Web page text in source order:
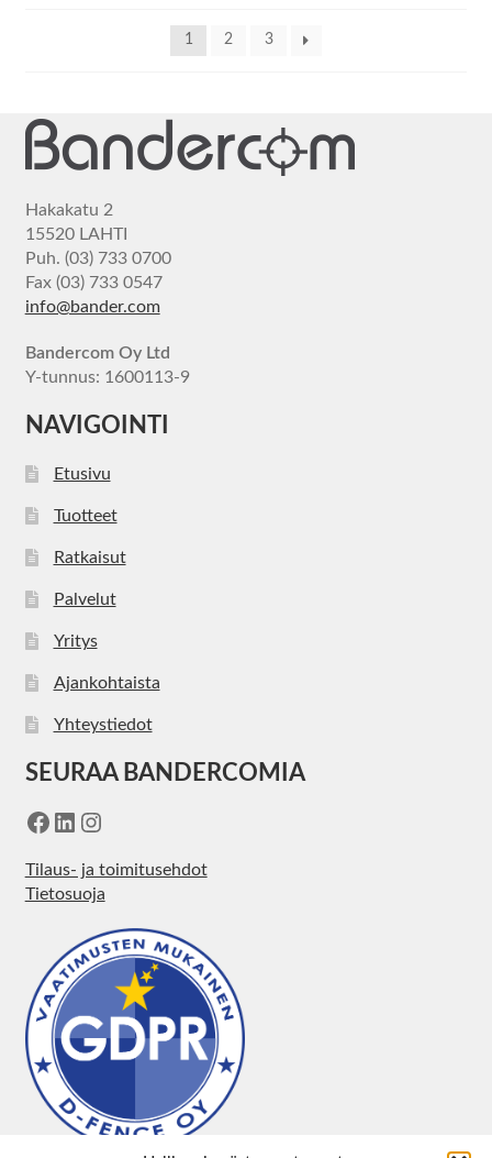
1 2 3
Hakakatu 2
15520 LAHTI
Puh. (03) 733 0700
Fax (03) 733 0547
info@bander.com
Bandercom Oy Ltd
Y-tunnus: 1600113-9
NAVIGOINTI
Etusivu
Tuotteet
Ratkaisut
Palvelut
Yritys
Ajankohtaista
Yhteystiedot
SEURAA BANDERCOMIA
Facebook
LinkedIn
Instagram
Tilaus- ja toimitusehdot
Tietosuoja